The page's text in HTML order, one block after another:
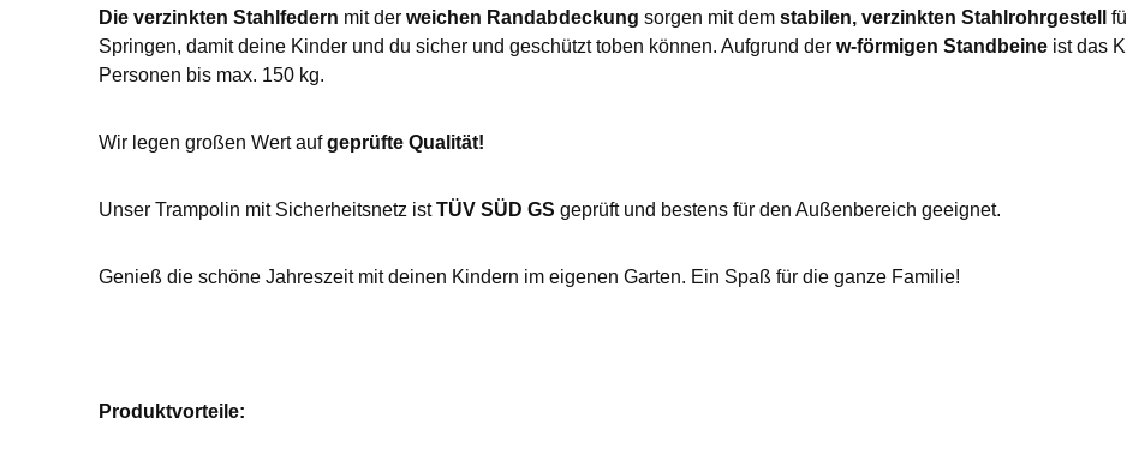
Die verzinkten Stahlfedern mit der weichen Randabdeckung sorgen mit dem stabilen, verzinkten Stahlrohrgestell
Springen, damit deine Kinder und du sicher und geschützt toben können. Aufgrund der w-förmigen Standbeine ist das
Personen bis max. 150 kg.
Wir legen großen Wert aufgeprüfte Qualität!
Unser Trampolin mit Sicherheitsnetz istTÜV SÜD GS geprüft und bestens für den Außenbereich geeignet.
Genieß die schöne Jahreszeit mit deinen Kindern im eigenen Garten. Ein Spaß für die ganze Familie!
Produktvorteile: